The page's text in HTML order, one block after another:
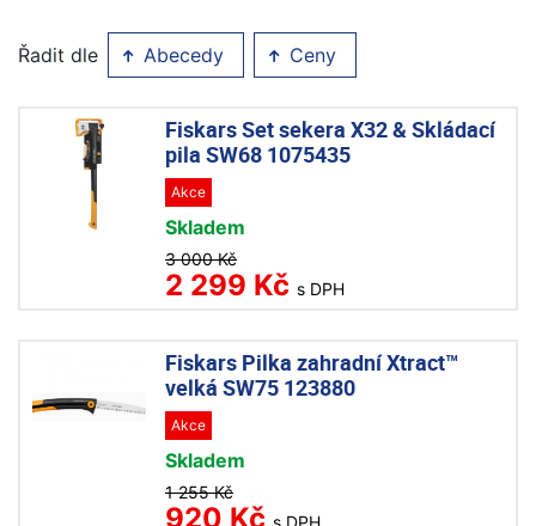
Řadit dle Abecedy Ceny
Fiskars Set sekera X32 & Skládací
pila SW68 1075435
Akce
Skladem
3 000 Kč
2 299 Kč s DPH
Fiskars Pilka zahradní Xtract™
velká SW75 123880
Akce
Skladem
1 255 Kč
920 Kč s DPH